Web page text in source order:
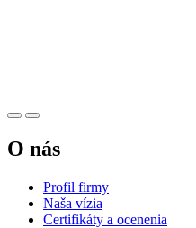
O nás
Profil firmy
Naša vízia
Certifikáty a ocenenia